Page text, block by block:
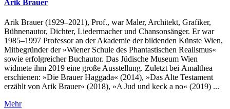
Arik Brauer
Arik Brauer (1929–2021), Prof., war Maler, Architekt, Grafiker,
Bühnenautor, Dichter, Liedermacher und Chansonsänger. Er war
1985–1997 Professor an der Akademie der bildenden Künste Wien,
Mitbegründer der »Wiener Schule des Phantastischen Realismus«
sowie erfolgreicher Buchautor. Das Jüdische Museum Wien
widmete ihm 2019 eine große Ausstellung. Zuletzt bei Amalthea
erschienen: »Die Brauer Haggada« (2014), »Das Alte Testament
erzählt von Arik Brauer« (2018), »A Jud und keck a no« (2019) ...
Mehr